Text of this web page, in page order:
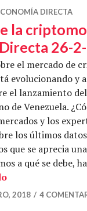
DIRECTA
la
26-
el mercado de
evolucionando y
el lanzamiento
de Venezuela.
y los
los últimos
que se aprecia
a qué se debe,
La fiebre de la
2018 4